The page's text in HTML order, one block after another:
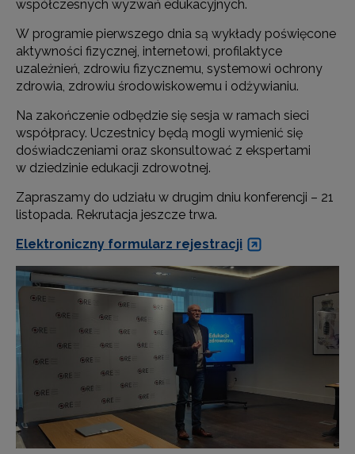
współczesnych wyzwań edukacyjnych.
W programie pierwszego dnia są wykłady poświęcone
aktywności fizycznej, internetowi, profilaktyce
uzależnień, zdrowiu fizycznemu, systemowi ochrony
zdrowia, zdrowiu środowiskowemu i odżywianiu.
Na zakończenie odbędzie się sesja w ramach sieci
współpracy. Uczestnicy będą mogli wymienić się
doświadczeniami oraz skonsultować z ekspertami
w dziedzinie edukacji zdrowotnej.
Zapraszamy do udziału w drugim dniu konferencji – 21
listopada. Rekrutacja jeszcze trwa.
Elektroniczny formularz rejestracji